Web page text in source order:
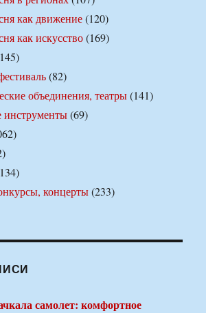
как движение(120)
как искусство(169)
(82)
объединения, театры(141)
(69)
концерты(233)
самолет: комфортное